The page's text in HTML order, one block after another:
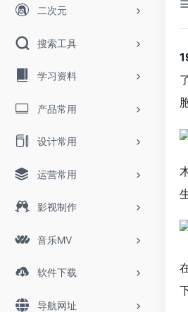
二次元
搜索工具
学习资料
产品常用
设计常用
运营常用
影视制作
音乐MV
软件下载
导航网址